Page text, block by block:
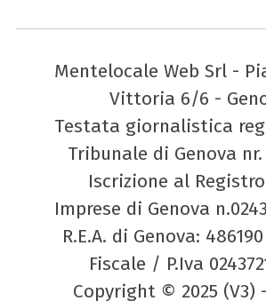
Mentelocale Web Srl -
Vittoria 6/6 -
Testata giornalistica
Tribunale di Genova nr.
Iscrizione al
Imprese di Genova
R.E.A. di Genova:
Fiscale / P.Iva
Copyright © 2025